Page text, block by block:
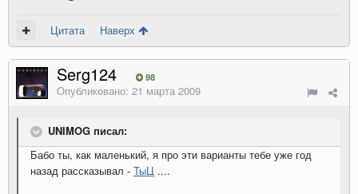
Цитата Наверх
Serg124 98
Опубликовано: 21 марта 2009
UNIMOG писал:
Бабо ты, как маленький, я про эти варианты тебе уже год
назад рассказывал - ТыЦ ....